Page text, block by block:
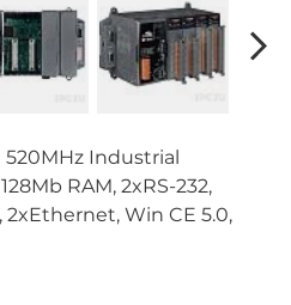
520MHz Industrial
RAM, 2xRS-232,
2xEthernet, Win CE 5.0,